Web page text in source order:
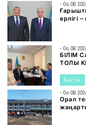
-
ерлігі
-
БІЛІМ
ТОЛЫ
Басты
-
Орал